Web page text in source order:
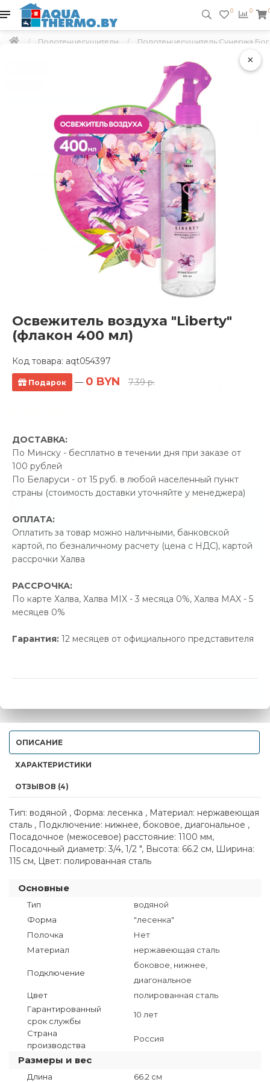
×
Освежитель воздуха "Liberty"
(флакон 400 мл)
Код товара: aqt054397
Подарок — 0 BYN 7.39 р.
ДОСТАВКА:
По Минску - бесплатно в течении дня при заказе от
100 рублей
По Беларуси - от 15 руб. в любой населенный пункт
страны (стоимость доставки уточняйте у менеджера)
ОПЛАТА:
Оплатить за товар можно наличными, банковской
картой, по безналичному расчету (цена с НДС), картой
рассрочки Халва
РАССРОЧКА:
По карте Халва, Халва MIX - 3 месяца 0%, Халва MAX - 5
месяцев 0%
Гарантия: 12 месяцев от официального представителя
0 0
Полотенцесушители Полотенцесушитель Сунержа
Полотенцесушитель Сунержа
Богема L 600x1100 00-0202-6011
Производитель:
Код Товара: aqt051163
Позвонить и назвать промокод
Новая цена
ОПИСАНИЕ
ХАРАКТЕРИСТИКИ
ОТЗЫВОВ (4)
Тип: водяной , Форма: лесенка , Материал: нержавеющая
сталь , Подключение: нижнее, боковое, диагональное ,
Посадочное (межосевое) расстояние: 1100 мм,
Посадочный диаметр: 3/4, 1/2 ", Высота: 66.2 см, Ширина:
115 см, Цвет: полированная сталь
Основные
Тип
водяной
Форма
"лесенка"
Полочка
Нет
Материал
нержавеющая сталь
Подключение
боковое, нижнее,
диагональное
Цвет
полированная сталь
Гарантированный
срок службы
10 лет
Страна
производства
Россия
Размеры и вес
Длина 66.2 см